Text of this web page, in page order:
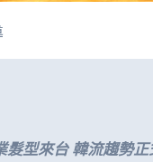
髮型來台 韓流趨勢正